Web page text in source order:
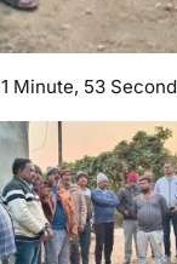
1 Minute, 53 Second